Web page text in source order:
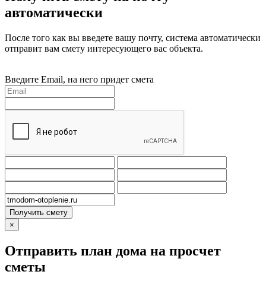
автоматически
После того как вы введете вашу почту, система автоматически
отправит вам смету интересующего вас объекта.
Введите Email, на него придет смета
Получить смету
×
Отправить план дома на просчет
сметы